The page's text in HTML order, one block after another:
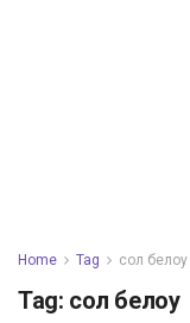
Home Tag сол белоу
Tag: сол белоу